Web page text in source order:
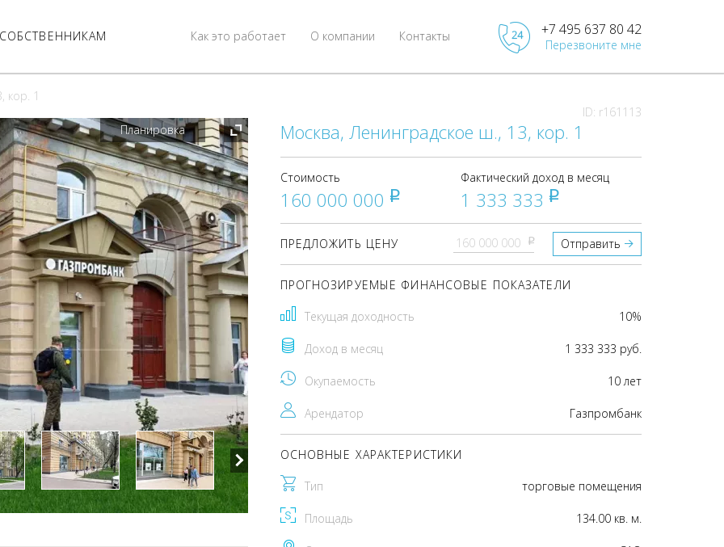
Контакты
О компании
Как это работает +7 495 637 80 42
Перезвоните мне
кор. 1
ID: r161113
Планировка
Москва, Ленинградское ш., 13, кор. 1
Стоимость
160 000 000 pуб
Фактический доход в месяц
1 333 333 pуб
ПРЕДЛОЖИТЬ ЦЕНУ pуб Отправить
ПРОГНОЗИРУЕМЫЕ ФИНАНСОВЫЕ ПОКАЗАТЕЛИ
Текущая доходность 10%
Доход в месяц 1 333 333 руб.
Окупаемость 10 лет
Арендатор Газпромбанк
ОСНОВНЫЕ ХАРАКТЕРИСТИКИ
Тип торговые помещения
Площадь 134.00 кв. м.